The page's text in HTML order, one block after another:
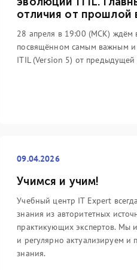
минимум с первой
книгой. Как и 7 лет назад,
состоялся официальный
4, это книга, посвящённая
которая так и называется –
отличия от прошлой
28 апреля в 19:00 (МСК) ждём
посвящённом самым важным
ITIL (Version 5) от предыдущей
09.04.2026
Учимся и учим!
Учебный центр IT Expert
знания из авторитетных
практикующих экспертов. Мы
и регулярно актуализируем и
знания.